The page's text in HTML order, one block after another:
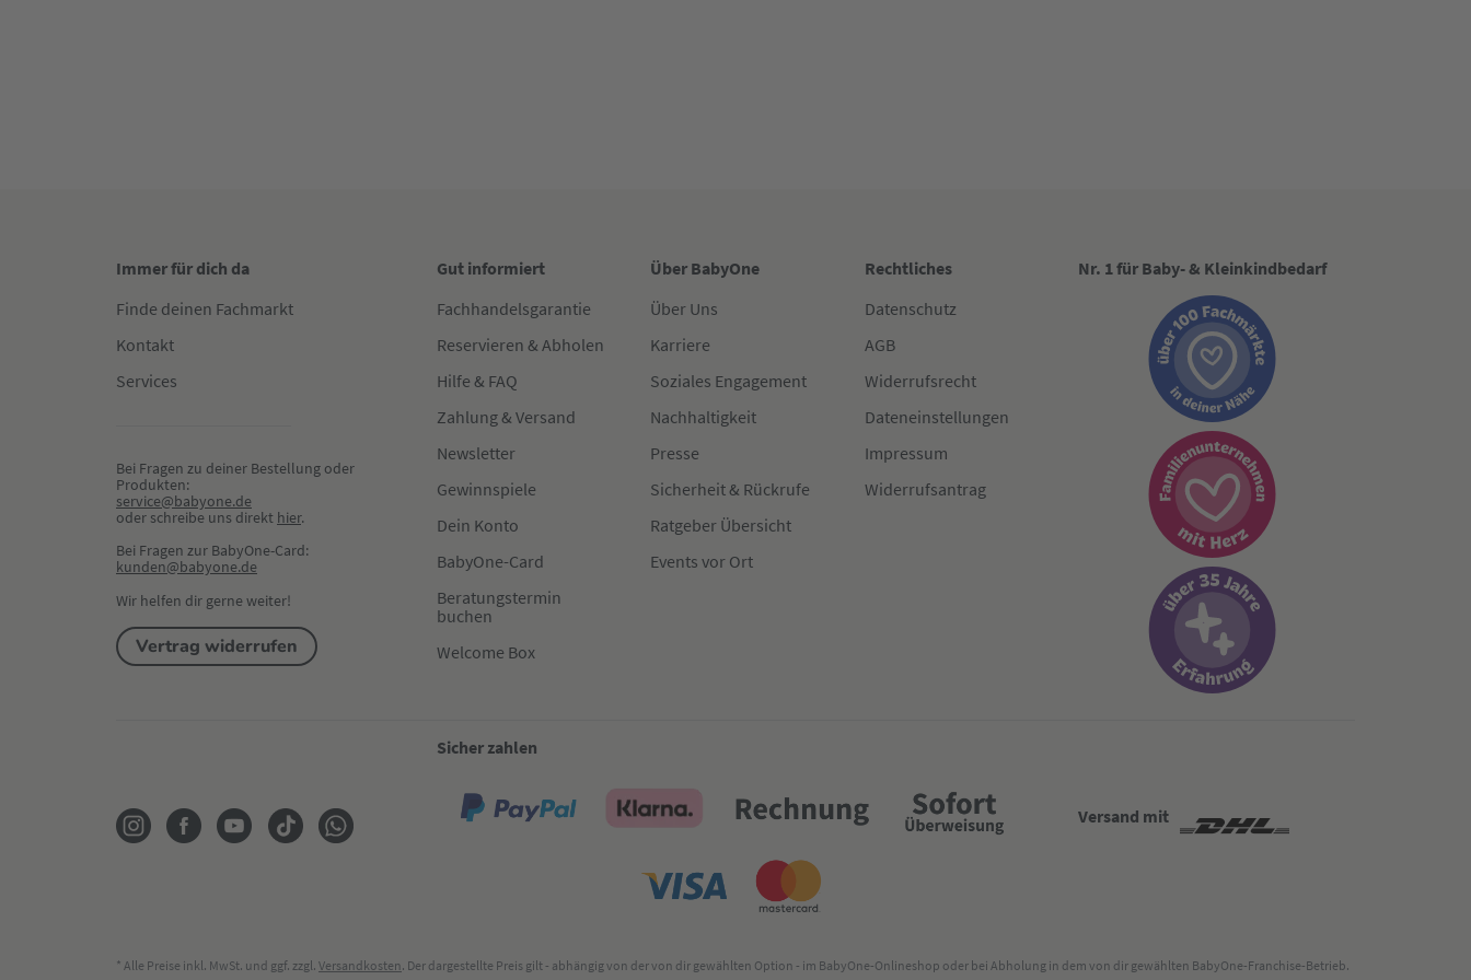
Immer für dich da
Finde deinen Fachmarkt
Kontakt
Services
Bei Fragen zu deiner Bestellung oder
Produkten:
service@babyone.de
oder schreibe uns direkt hier.
Bei Fragen zur BabyOne-Card:
kunden@babyone.de
Wir helfen dir gerne weiter!
Vertrag widerrufen
Gut informiert
Fachhandelsgarantie
Reservieren & Abholen
Hilfe & FAQ
Zahlung & Versand
Newsletter
Gewinnspiele
Dein Konto
BabyOne-Card
Beratungstermin
buchen
Welcome Box
Über BabyOne
Über Uns
Karriere
Soziales Engagement
Nachhaltigkeit
Presse
Sicherheit & Rückrufe
Ratgeber Übersicht
Events vor Ort
Rechtliches
Datenschutz
AGB
Widerrufsrecht
Dateneinstellungen
Impressum
Widerrufsantrag
Nr. 1 für Baby- & Kleinkindbedarf
Sicher zahlen
Versand mit
* Alle Preise inkl. MwSt. und ggf. zzgl. Versandkosten. Der dargestellte Preis gilt - abhängig von der von dir gewählten Option - im BabyOne-Onlineshop oder bei Abholung in dem von dir gewählten BabyOne-Franchise-Betrieb.